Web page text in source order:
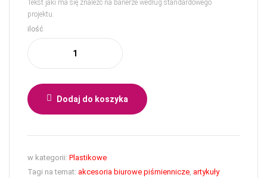
Tekst jaki ma się znaleźć na banerze według standardowego
projektu.
ilość
Dodaj do koszyka
w kategorii: Plastikowe
Tagi na temat: akcesoria biurowe piśmiennicze, artykuły